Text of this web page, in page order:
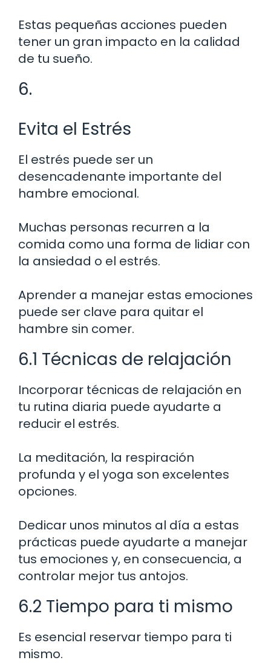
Estas pequeñas acciones pueden
tener un gran impacto en la calidad
de tu sueño.
6.
Evita el Estrés
El estrés puede ser un
desencadenante importante del
hambre emocional.
Muchas personas recurren a la
comida como una forma de lidiar con
la ansiedad o el estrés.
Aprender a manejar estas emociones
puede ser clave para quitar el
hambre sin comer.
6.1 Técnicas de relajación
Incorporar técnicas de relajación en
tu rutina diaria puede ayudarte a
reducir el estrés.
La meditación, la respiración
profunda y el yoga son excelentes
opciones.
Dedicar unos minutos al día a estas
prácticas puede ayudarte a manejar
tus emociones y, en consecuencia, a
controlar mejor tus antojos.
6.2 Tiempo para ti mismo
Es esencial reservar tiempo para ti
mismo.